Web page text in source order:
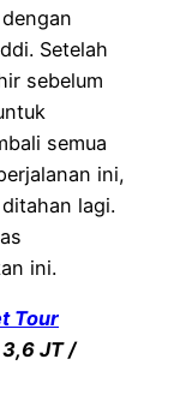
Setelah
sebelum
semua
ini,
lagi.
ini.
Tour
JT /